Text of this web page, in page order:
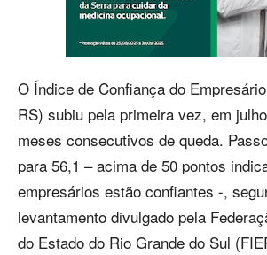
O Índice de Confiança do
RS) subiu pela primeira vez, em
meses consecutivos de queda.
para 56,1 – acima de 50 pontos
empresários estão confiantes -,
levantamento divulgado pela
do Estado do Rio Grande do Sul